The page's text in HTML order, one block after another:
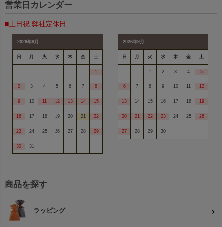
営業日カレンダー
■土日祝 弊社定休日
2026年8月
日 月 火 水 木 金 土
1
2 3 4 5 6 7 8
9 10 11 12 13 14 15
16 17 18 19 20 21 22
23 24 25 26 27 28 29
30 31
2026年9月
日 月 火 水 木 金 土
1 2 3 4 5
6 7 8 9 10 11 12
13 14 15 16 17 18 19
20 21 22 23 24 25 26
27 28 29 30
商品を探す
ラッピング